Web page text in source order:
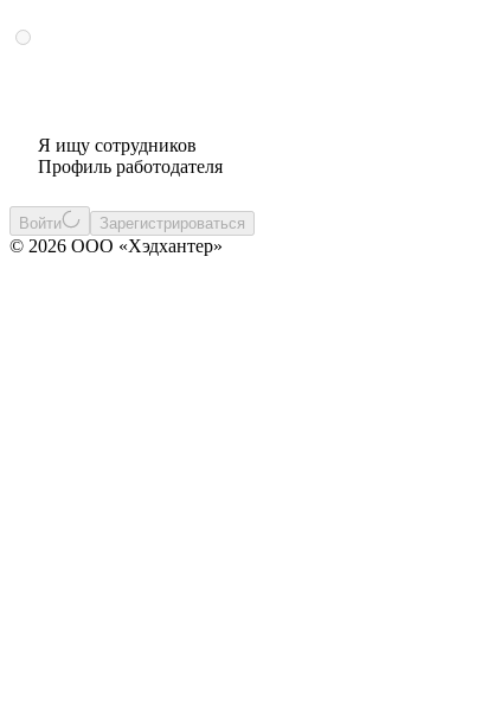
Я ищу сотрудников
Профиль работодателя
Войти Зарегистрироваться
© 2026 ООО «Хэдхантер»